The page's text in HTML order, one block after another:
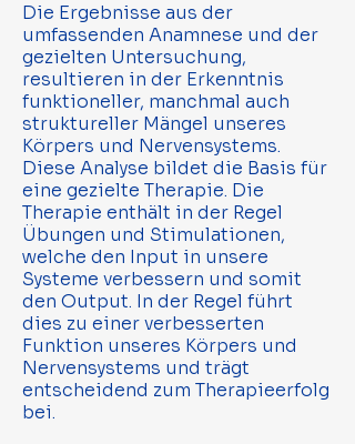
Die Ergebnisse aus der
umfassenden Anamnese und der
gezielten Untersuchung,
resultieren in der Erkenntnis
funktioneller, manchmal auch
struktureller Mängel unseres
Körpers und Nervensystems.
Diese Analyse bildet die Basis für
eine gezielte Therapie. Die
Therapie enthält in der Regel
Übungen und Stimulationen,
welche den Input in unsere
Systeme verbessern und somit
den Output. In der Regel führt
dies zu einer verbesserten
Funktion unseres Körpers und
Nervensystems und trägt
entscheidend zum Therapieerfolg
bei.